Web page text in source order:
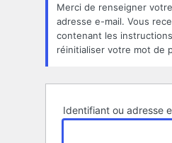
Merci de renseigner
adresse e-mail. Vous
contenant les
réinitialiser votre mot de
Identifiant ou adresse